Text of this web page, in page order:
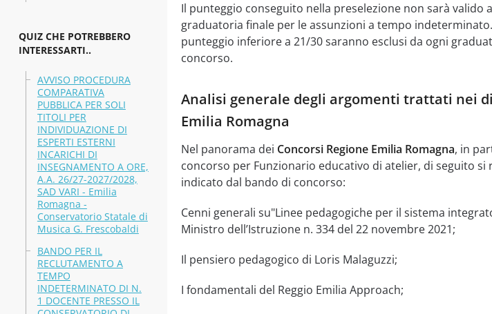
QUIZ CHE POTREBBERO
INTERESSARTI..
AVVISO PROCEDURA
COMPARATIVA
PUBBLICA PER SOLI
TITOLI PER
INDIVIDUAZIONE DI
ESPERTI ESTERNI
INCARICHI DI
INSEGNAMENTO A ORE,
A.A. 26/27-2027/2028,
SAD VARI - Emilia
Romagna -
Conservatorio Statale di
Musica G. Frescobaldi
BANDO PER IL
RECLUTAMENTO A
TEMPO
INDETERMINATO DI N.
1 DOCENTE PRESSO IL
Il punteggio conseguito nella preselezione non sarà valido
graduatoria finale per le assunzioni a tempo
punteggio inferiore a 21/30 saranno esclusi da ogni
concorso.
Analisi generale degli argomenti trattati nei
Emilia Romagna
Nel panorama dei Concorsi Regione Emilia Romagna, in
concorso per Funzionario educativo di atelier, di seguito
indicato dal bando di concorso:
Cenni generali su"Linee pedagogiche per il sistema
Ministro dell’Istruzione n. 334 del 22 novembre 2021;
Il pensiero pedagogico di Loris Malaguzzi;
I fondamentali del Reggio Emilia Approach;